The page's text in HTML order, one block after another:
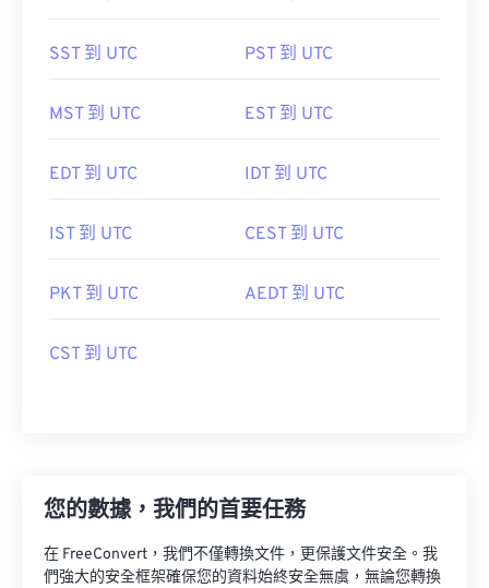
SST 到 UTC PST 到 UTC
MST 到 UTC EST 到 UTC
EDT 到 UTC IDT 到 UTC
IST 到 UTC CEST 到 UTC
PKT 到 UTC AEDT 到 UTC
CST 到 UTC
您的數據，我們的首要任務
在 FreeConvert，我們不僅轉換文件，更保護文件安全。我
們強大的安全框架確保您的資料始終安全無虞，無論您轉換